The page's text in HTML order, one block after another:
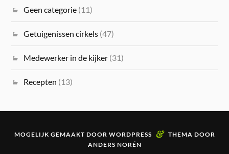
Geen categorie (11)
Getuigenissen cirkels (47)
Medewerker in de kijker (31)
Recepten (13)
MOGELIJK GEMAAKT DOOR WORDPRESS & THEMA DOOR
ANDERS NORÉN